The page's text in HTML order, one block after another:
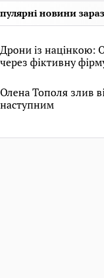
новини зараз
Дрони із націнкою:
через фіктивну
Олена Тополя злив
наступним